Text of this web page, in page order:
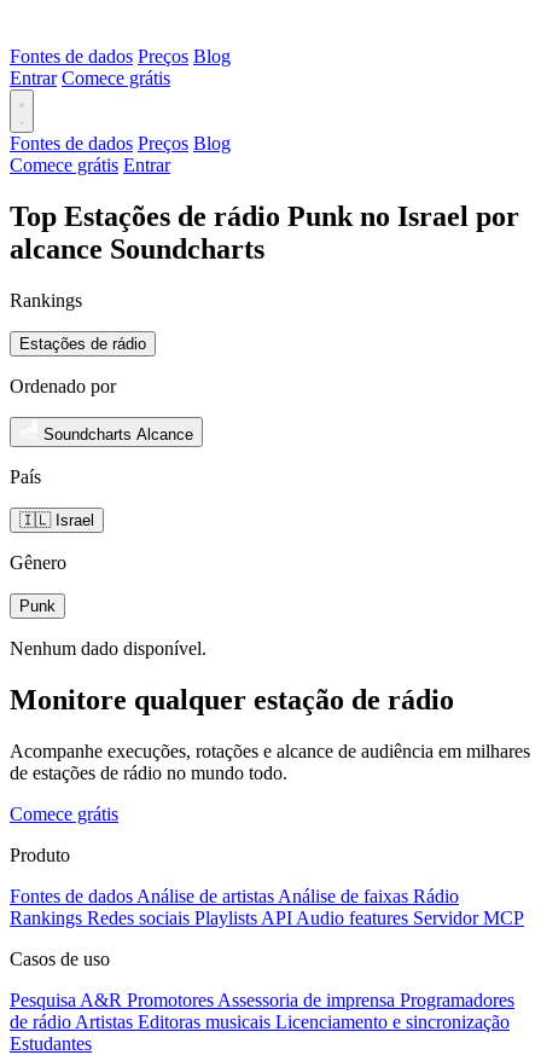
Fontes de dados Preços Blog
Entrar Comece grátis
Fontes de dados Preços Blog
Comece grátis Entrar
Top Estações de rádio Punk no Israel por
alcance Soundcharts
Rankings
Estações de rádio
Ordenado por
Soundcharts Alcance
País
🇮🇱 Israel
Gênero
Punk
Nenhum dado disponível.
Monitore qualquer estação de rádio
Acompanhe execuções, rotações e alcance de audiência em milhares
de estações de rádio no mundo todo.
Comece grátis
Produto
Fontes de dados Análise de artistas Análise de faixas Rádio
Rankings Redes sociais Playlists API Audio features Servidor MCP
Casos de uso
Pesquisa A&R Promotores Assessoria de imprensa Programadores
de rádio Artistas Editoras musicais Licenciamento e sincronização
Estudantes